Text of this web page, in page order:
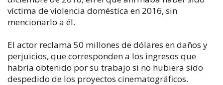
víctima de violencia doméstica en 2016, sin
mencionarlo a él.
El actor reclama 50 millones de dólares en daños y
perjuicios, que corresponden a los ingresos que
habría obtenido por su trabajo si no hubiera sido
despedido de los proyectos cinematográficos.